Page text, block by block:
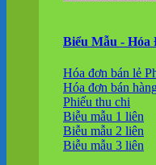
Biểu Mẫu - Hóa
Hóa đơn bán lẻ
Hóa đơn bán
Phiếu thu chi
Biễu mẫu 1 liên
Biễu mẫu 2 liên
Biễu mẫu 3 liên